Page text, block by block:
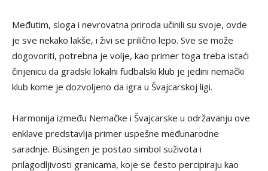
Međutim, sloga i nevrovatna priroda učinili su svoje, ovde
je sve nekako lakše, i živi se prilično lepo. Sve se može
dogovoriti, potrebna je volje, kao primer toga treba istaći
činjenicu da gradski lokalni fudbalski klub je jedini nemački
klub kome je dozvoljeno da igra u Švajcarskoj ligi.
Harmonija između Nemačke i Švajcarske u održavanju ove
enklave predstavlja primer uspešne međunarodne
saradnje. Büsingen je postao simbol suživota i
prilagodljivosti granicama, koje se često percipiraju kao